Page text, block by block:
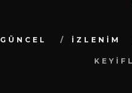
GÜNCEL İZLENİM